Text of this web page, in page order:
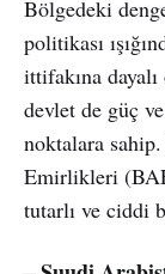
Bölgedeki
politikası
ittifakına
devlet de güç
noktalara
Emirlikleri
tutarlı ve ciddi